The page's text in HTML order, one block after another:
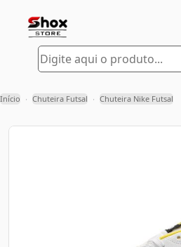
Início › Chuteira Futsal › Chuteira Nike Futsal